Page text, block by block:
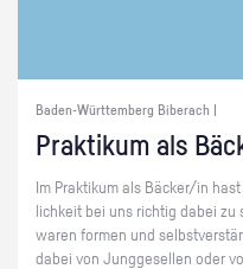
Baden-Württemberg Biberach |
Prak­ti­kum als
Im Prak­ti­kum als Bä­cker/in
lich­keit bei uns rich­tig dabei
wa­ren for­men und
dabei von Jung­ge­sel­len oder